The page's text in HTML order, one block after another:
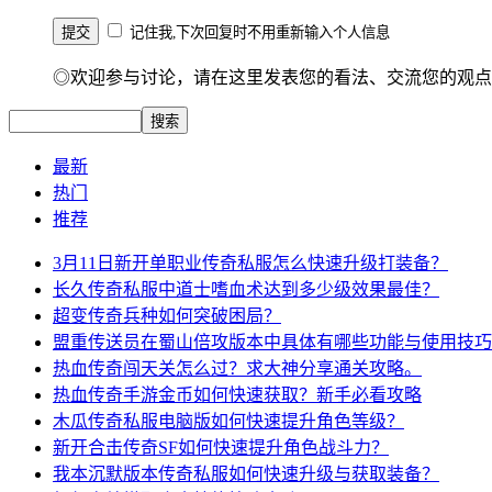
记住我,下次回复时不用重新输入个人信息
◎欢迎参与讨论，请在这里发表您的看法、交流您的观
最新
热门
推荐
3月11日新开单职业传奇私服怎么快速升级打装备？
长久传奇私服中道士嗜血术达到多少级效果最佳？
超变传奇兵种如何突破困局？
盟重传送员在蜀山倍攻版本中具体有哪些功能与使用技
热血传奇闯天关怎么过？求大神分享通关攻略。
热血传奇手游金币如何快速获取？新手必看攻略
木瓜传奇私服电脑版如何快速提升角色等级？
新开合击传奇SF如何快速提升角色战斗力？
我本沉默版本传奇私服如何快速升级与获取装备？